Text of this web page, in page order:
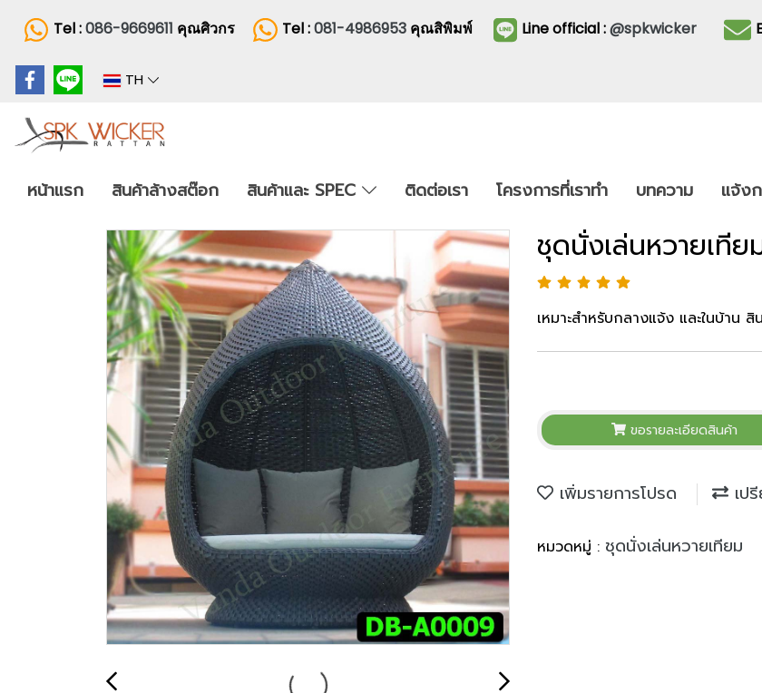
Tel :086-9669611 คุณศิวกร Tel :081-4986953 คุณสิพิมพ์ Line official :@spkwicker
TH
หน้าแรก สินค้าล้างสต๊อก สินค้าและ SPEC ติดต่อเรา โครงการที่เราทำ บทความ แจ้งก
ชุดนั่งเล่นหวายเที
เหมาะสำหรับกลางแจ้ง และในบ้าน
ขอรายละเอียดสินค้า
เพิ่มรายการโปรด เป
หมวดหมู่ : ชุดนั่งเล่นหวายเทียม